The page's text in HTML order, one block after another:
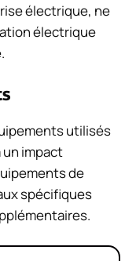
électrique, ne
électrique
utilisés
impact
de
spécifiques